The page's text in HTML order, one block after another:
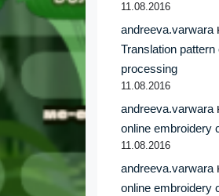
11.08.2016
andreeva.varwara
Translation
processing
11.08.2016
andreeva.varwara
online embroidery
11.08.2016
andreeva.varwara
online embroidery